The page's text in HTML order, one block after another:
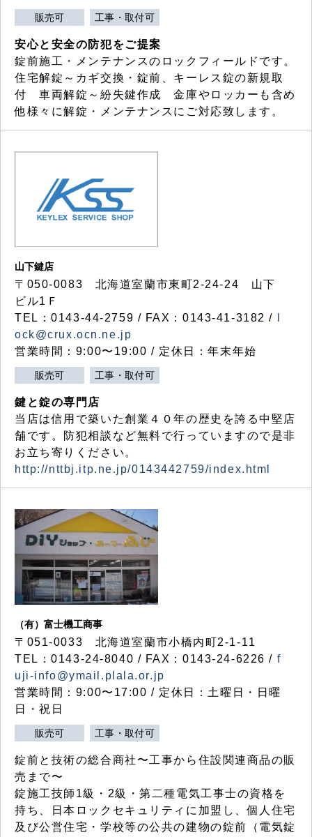
販売可 工事・取付可
安心と安全の防犯をご提案
錠前施工・メンテナンスのロックフィールドです。
住宅解錠～カギ交換・錠前、キーレス錠の新規取
付 車両解錠～紛失鍵作成 金庫やロッカーも含め
他様々に解錠・メンテナンスにご対応致します。
山下鍵店
〒050-0083 北海道室蘭市東町2-24-24 山下
ビル1Ｆ
TEL：0143-44-2759 / FAX：0143-41-3182 /
ock@crux.ocn.ne.jp
営業時間：9:00〜19:00 / 定休日：年末年始
販売可 工事・取付可
鍵と錠の専門店
当店は信用で築いた創業４０年の歴史を誇る中堅店
舗です。防犯相談など無料で行っていますので是非
お立ち寄りください。
http://nttbj.itp.ne.jp/0143442759/index.html
（有）富士機工商事
〒051-0033 北海道室蘭市小橋内町2-1-11
TEL：0143-24-8040 / FAX：0143-24-6226 / f
uji-info@ymail.plala.or.jp
営業時間：9:00〜17:00 / 定休日：土曜日・日曜
日・祝日
販売可 工事・取付可
錠前と技術の総合商社〜工事から住設関連商品の販
売まで〜
錠施工技師1級・2級・第二種電気工事士の資格を
持ち、日本ロックセキュリティに加盟し、個人住宅
及び公営住宅・学校等の公共の建物の錠前（電気錠